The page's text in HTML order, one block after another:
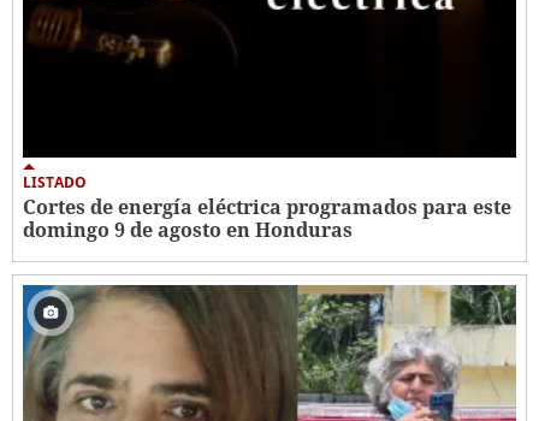
LISTADO
Cortes de energía eléctrica programados para este
domingo 9 de agosto en Honduras